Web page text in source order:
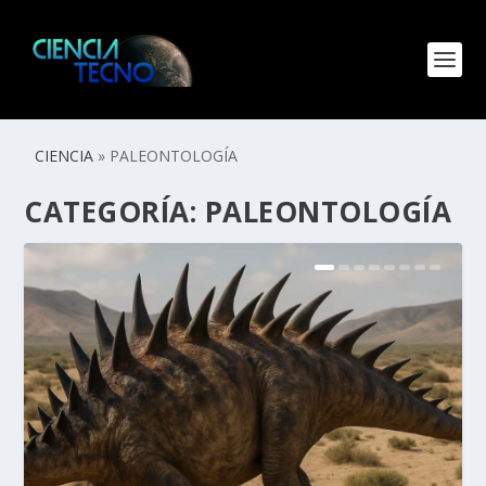
CIENCIA » PALEONTOLOGÍA
CATEGORÍA: PALEONTOLOGÍA